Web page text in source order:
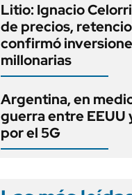
Litio: Ignacio
de precios,
confirmó
millonarias
Argentina, en
guerra entre EEUU
por el 5G